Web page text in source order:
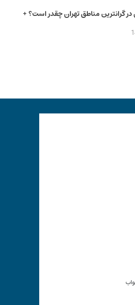
در گرانترین مناطق تهران چقدر است؟ +